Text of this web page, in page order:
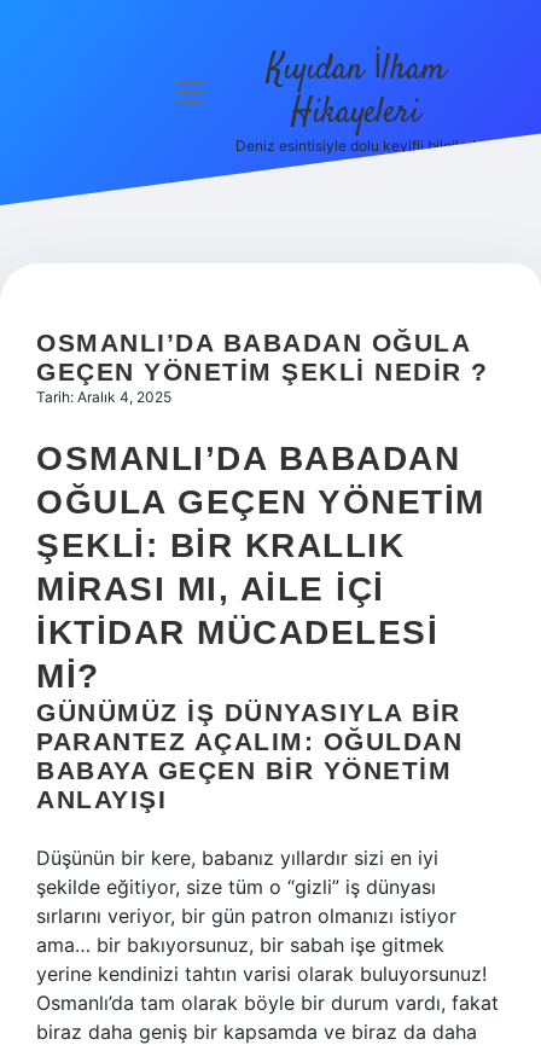
Hakkımızda
menüyü
Kıyıdan İlham
Hikayeleri
Deniz esintisiyle dolu keyifli bilgiler!
OSMANLI’DA BABADAN OĞULA
GEÇEN YÖNETIM ŞEKLI NEDIR ?
Tarih: Aralık 4, 2025
OSMANLI’DA BABADAN
OĞULA GEÇEN YÖNETIM
ŞEKLI: BIR KRALLIK
MIRASI MI, AILE İÇI
İKTIDAR MÜCADELESI
MI?
GÜNÜMÜZ İŞ DÜNYASIYLA BIR
PARANTEZ AÇALIM: OĞULDAN
BABAYA GEÇEN BIR YÖNETIM
ANLAYIŞI
Düşünün bir kere, babanız yıllardır sizi en iyi
şekilde eğitiyor, size tüm o “gizli” iş dünyası
sırlarını veriyor, bir gün patron olmanızı istiyor
ama… bir bakıyorsunuz, bir sabah işe gitmek
yerine kendinizi tahtın varisi olarak buluyorsunuz!
Osmanlı’da tam olarak böyle bir durum vardı, fakat
biraz daha geniş bir kapsamda ve biraz da daha